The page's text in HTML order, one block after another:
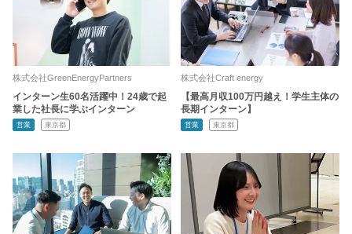
株式会社GreenEnergyPartners
インターン生60名活躍中！24歳で起
業した社長に学ぶインターン
営業 東京都
株式会社Craft energy
【最高月収100万円越え！学生主体の
長期インターン】
営業 東京都